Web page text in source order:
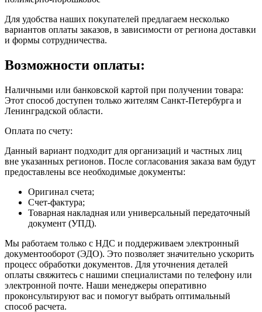
Для удобства наших покупателей предлагаем несколько
вариантов оплаты заказов, в зависимости от региона доставки
и формы сотрудничества.
Возможности оплаты:
Наличными или банковской картой при получении товара:
Этот способ доступен только жителям Санкт-Петербурга и
Ленинградской области.
Оплата по счету:
Данный вариант подходит для организаций и частных лиц
вне указанных регионов. После согласования заказа вам будут
предоставлены все необходимые документы:
Оригинал счета;
Счет-фактура;
Товарная накладная или универсальный передаточный
документ (УПД).
Мы работаем только с НДС и поддерживаем электронный
документооборот (ЭДО). Это позволяет значительно ускорить
процесс обработки документов. Для уточнения деталей
оплаты свяжитесь с нашими специалистами по телефону или
электронной почте. Наши менеджеры оперативно
проконсультируют вас и помогут выбрать оптимальный
способ расчета.